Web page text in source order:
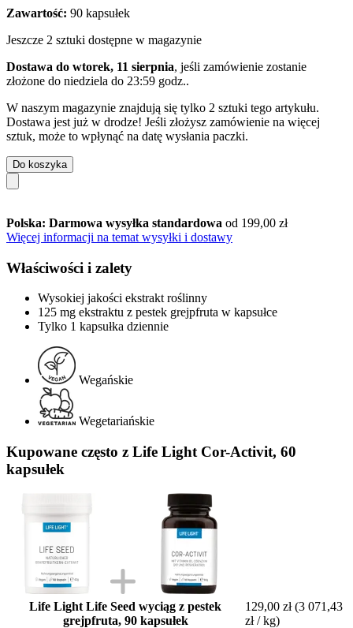
Zawartość: 90 kapsułek
Jeszcze 2 sztuki dostępne w magazynie
Dostawa do wtorek, 11 sierpnia, jeśli zamówienie zostanie
złożone do niedziela do 23:59 godz..
W naszym magazynie znajdują się tylko 2 sztuki tego artykułu.
Dostawa jest już w drodze! Jeśli złożysz zamówienie na więcej
sztuk, może to wpłynąć na datę wysłania paczki.
Do koszyka
Polska: Darmowa wysyłka standardowa od 199,00 zł
Więcej informacji na temat wysyłki i dostawy
Właściwości i zalety
Wysokiej jakości ekstrakt roślinny
125 mg ekstraktu z pestek grejpfruta w kapsułce
Tylko 1 kapsułka dziennie
Wegańskie
Wegetariańskie
Kupowane często z Life Light Cor-Activit, 60
kapsułek
Life Light Life Seed wyciąg z pestek
grejpfruta, 90 kapsułek
129,00 zł (3 071,43
zł / kg)